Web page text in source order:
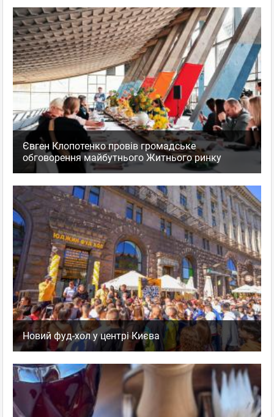
Євген Клопотенко провів громадське
обговорення майбутнього Житнього ринку
Новий фуд-хол у центрі Києва